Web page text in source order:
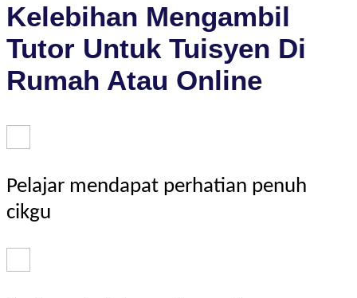
Kelebihan Mengambil
Tutor Untuk Tuisyen Di
Rumah Atau Online
Pelajar mendapat perhatian penuh
cikgu